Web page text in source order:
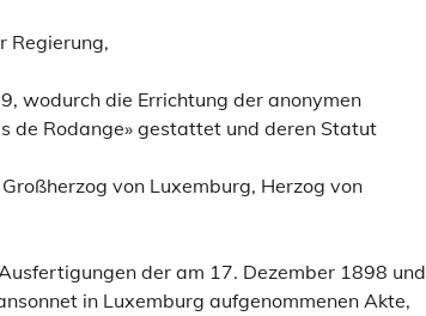
Regierung,
wodurch die Errichtung der anonymen
de Rodange» gestattet und deren Statut
von Luxemburg, Herzog von
der am 17. Dezember 1898 und
in Luxemburg aufgenommenen Akte,